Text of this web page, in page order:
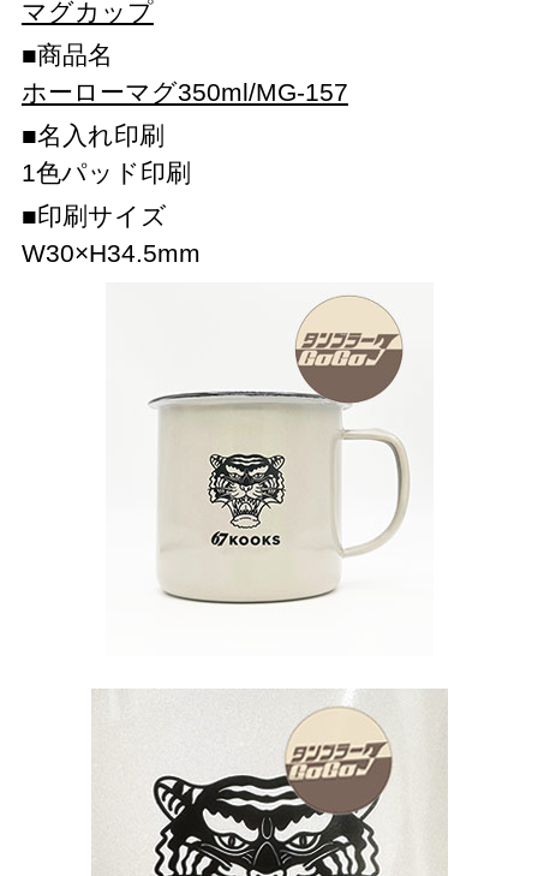
マグカップ
商品名
ホーローマグ350ml/MG-157
名入れ印刷
1色パッド印刷
印刷サイズ
W30×H34.5mm